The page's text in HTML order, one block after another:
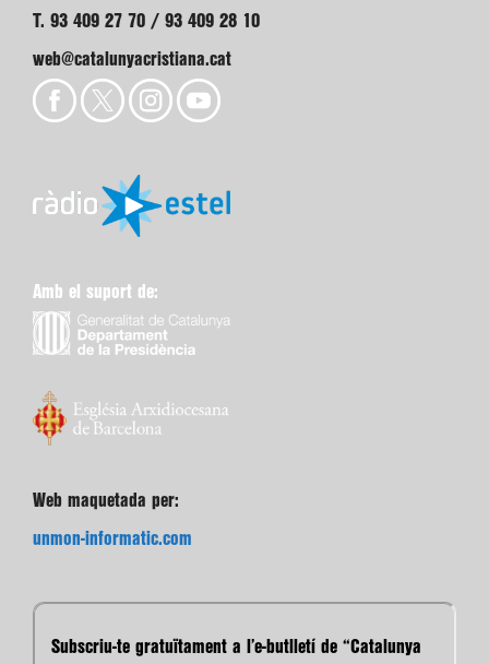
T. 93 409 27 70 / 93 409 28 10
web@catalunyacristiana.cat
Amb el suport de:
Web maquetada per:
unmon-informatic.com
Subscriu-te gratuïtament a l’e-butlletí de “Catalunya